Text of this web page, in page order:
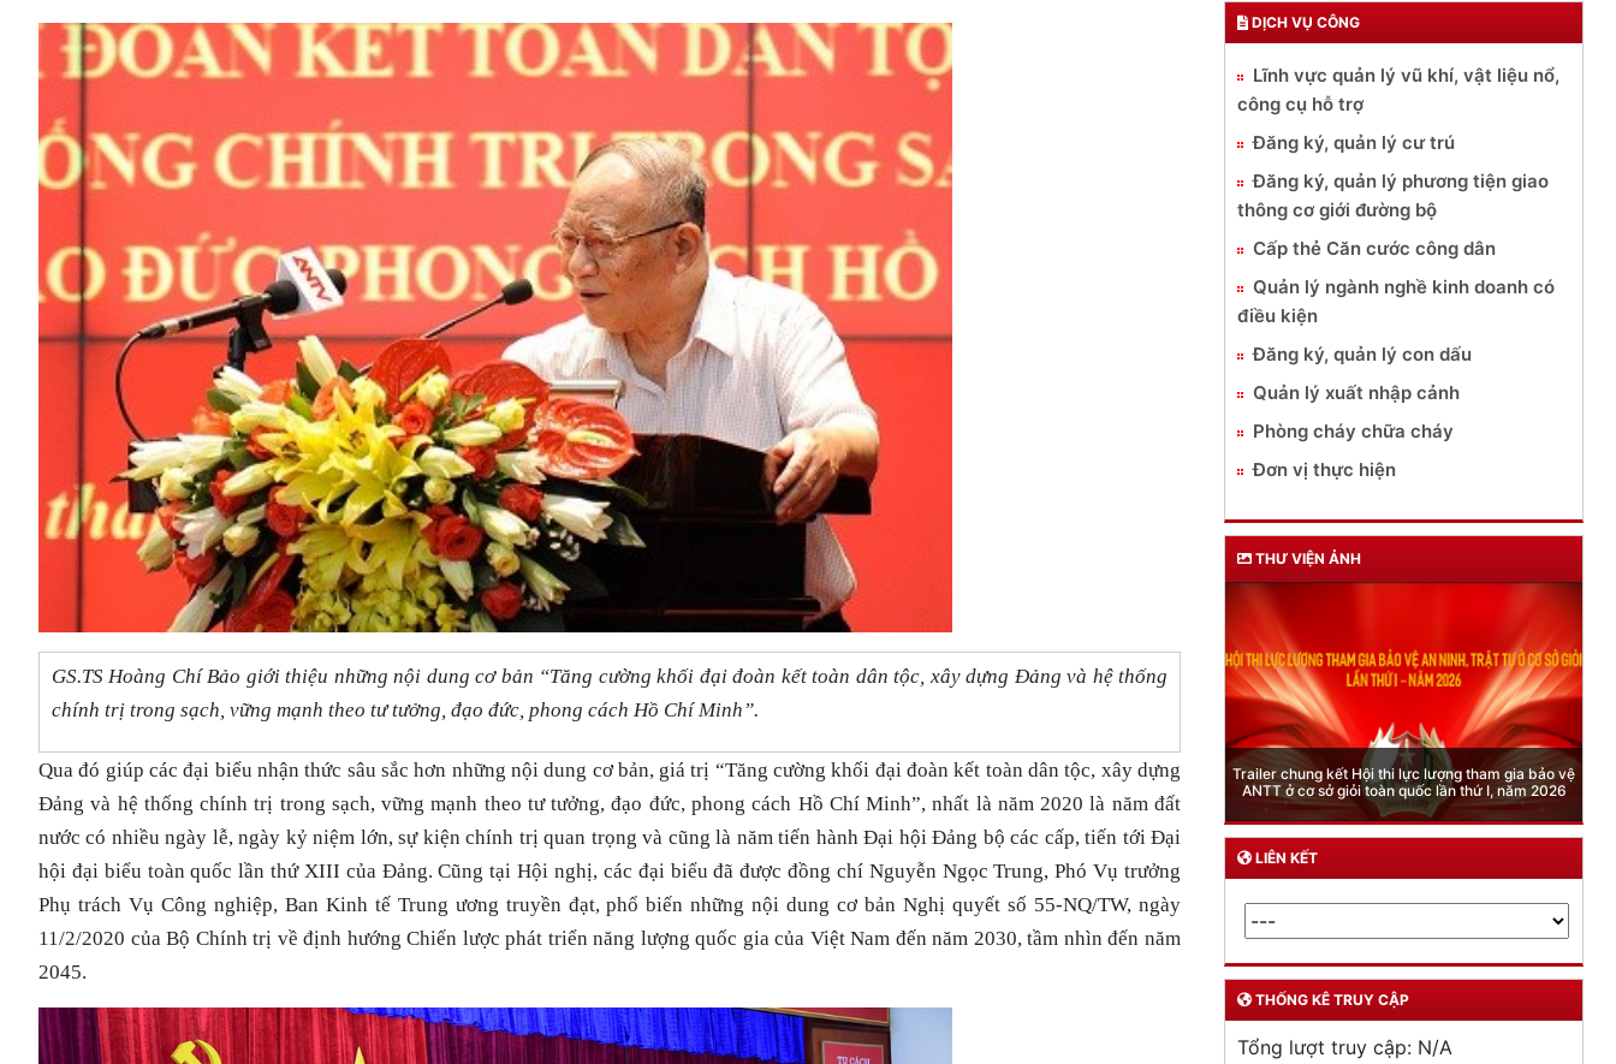
GS.TS Hoàng Chí Bảo giới thiệu những nội dung cơ bản “Tăng cường khối đại đoàn kết toàn dân tộc, xây dựng Đảng và hệ thống
chính trị trong sạch, vững mạnh theo tư tưởng, đạo đức, phong cách Hồ Chí Minh”.
Qua đó giúp các đại biểu nhận thức sâu sắc hơn những nội dung cơ bản, giá trị “Tăng cường khối đại đoàn kết toàn dân tộc, xây dựng
Đảng và hệ thống chính trị trong sạch, vững mạnh theo tư tưởng, đạo đức, phong cách Hồ Chí Minh”, nhất là năm 2020 là năm đất
nước có nhiều ngày lễ, ngày kỷ niệm lớn, sự kiện chính trị quan trọng và cũng là năm tiến hành Đại hội Đảng bộ các cấp, tiến tới Đại
hội đại biểu toàn quốc lần thứ XIII của Đảng. Cũng tại Hội nghị, các đại biểu đã được đồng chí Nguyễn Ngọc Trung, Phó Vụ trưởng
Phụ trách Vụ Công nghiệp, Ban Kinh tế Trung ương truyền đạt, phổ biến những nội dung cơ bản Nghị quyết số 55-NQ/TW, ngày
11/2/2020 của Bộ Chính trị về định hướng Chiến lược phát triển năng lượng quốc gia của Việt Nam đến năm 2030, tầm nhìn đến năm
2045.
DỊCH VỤ CÔNG
Lĩnh vực quản lý vũ khí, vật liệu nổ,
công cụ hỗ trợ
Đăng ký, quản lý cư trú
Đăng ký, quản lý phương tiện giao
thông cơ giới đường bộ
Cấp thẻ Căn cước công dân
Quản lý ngành nghề kinh doanh có
điều kiện
Đăng ký, quản lý con dấu
Quản lý xuất nhập cảnh
Phòng cháy chữa cháy
Đơn vị thực hiện
THƯ VIỆN ẢNH
Phòng Quản lý xuất nhập cảnh: Hướng dẫn những
quy định mới trong lĩnh vực xuất cảnh, nhập cảnh
của công dân việt nam từ ngày 01/7/2026
LIÊN KẾT
THỐNG KÊ TRUY CẬP
Tổng lượt truy cập: N/A